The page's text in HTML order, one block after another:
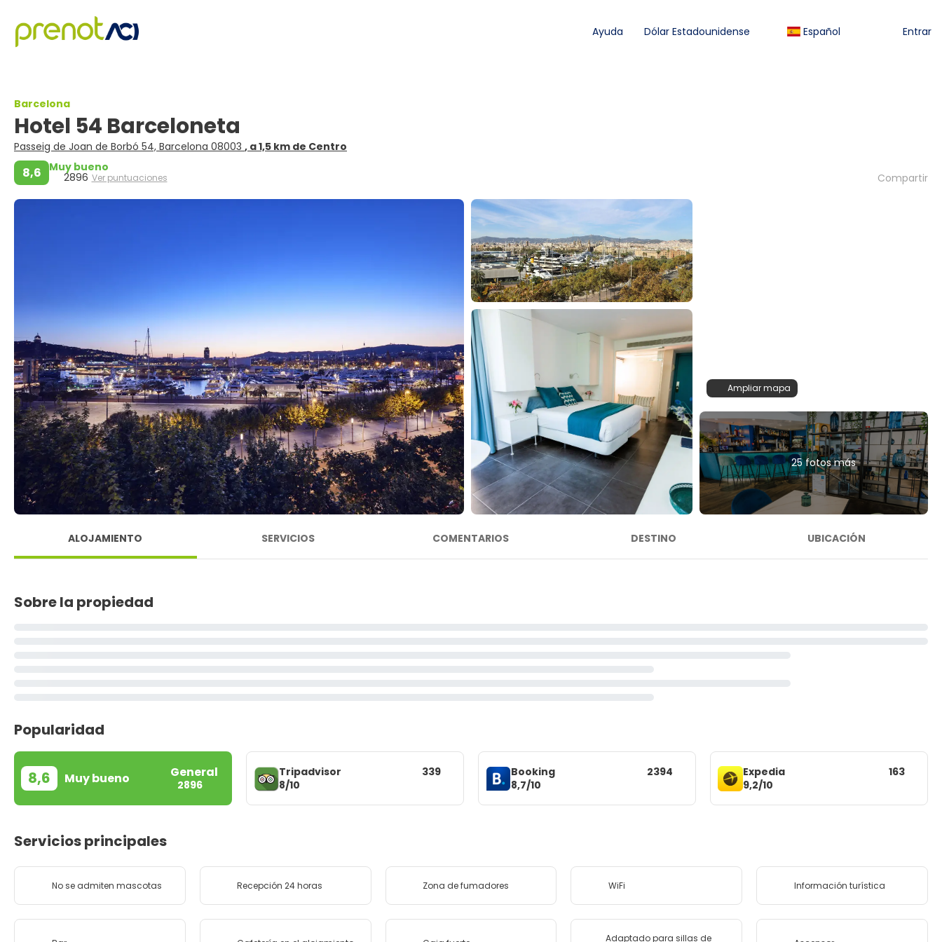
Ayuda Dólar Estadounidense Español Entrar
Barcelona
Hotel 54 Barceloneta
Passeig de Joan de Borbó 54, Barcelona 08003 , a 1,5 km de Centro
8,6 Muy bueno
2896 Ver puntuaciones Compartir
Ampliar mapa
25 fotos más
ALOJAMIENTO SERVICIOS COMENTARIOS DESTINO UBICACIÓN
Sobre la propiedad
Popularidad
8,6 Muy bueno General
2896
Tripadvisor
8/10
339
Booking
8,7/10
2394
Expedia
9,2/10
163
Servicios principales
No se admiten mascotas Recepción 24 horas Zona de fumadores WiFi Información turística
Adaptado para sillas de